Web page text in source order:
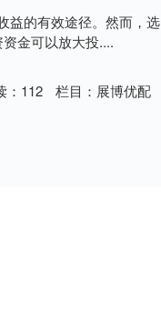
益的有效途径。然而，选
金可以放大投....
： 112 栏目： 展博优配